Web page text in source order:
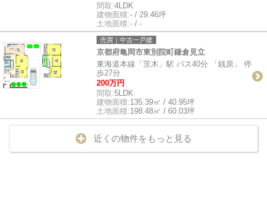
間取:4LDK
建物面積:- / 29.46坪
土地面積:- / -
売買｜中古一戸建
京都府亀岡市東別院町鎌倉見立
東海道本線「茨木」駅 バス40分 「銭原」 停
歩27分
200万円
間取:5LDK
建物面積:135.39㎡ / 40.95坪
土地面積:198.48㎡ / 60.03坪
近くの物件をもっと見る